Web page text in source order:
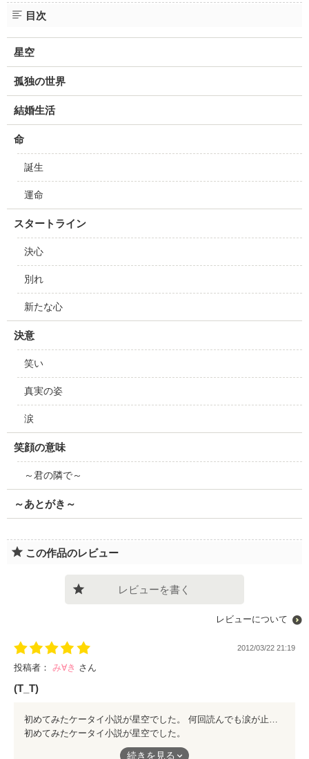
目次
星空
孤独の世界
結婚生活
命
誕生
運命
スタートライン
決心
別れ
新たな心
決意
笑い
真実の姿
涙
笑顔の意味
～君の隣で～
～あとがき～
この作品のレビュー
レビューを書く
レビューについて
2012/03/22 21:19
投稿者： み∀き さん
(T_T)
初めてみたケータイ小説が星空でした。 何回読んでも涙が止まりません。 すごく切なくて胸が締めつけられます。
初めてみたケータイ小説が星空でした。
何回読んでも涙が止まりません。
続きを見る